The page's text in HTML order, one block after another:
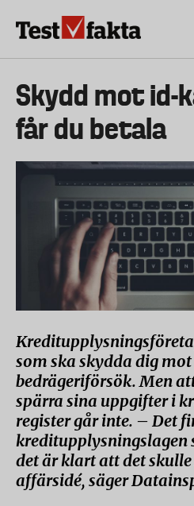
Huvudmeny
ny
Skydd mot id-
får du betala
som ska skydda dig
bedrägeriförsök. Men
spärra sina uppgifter i
register går inte. – Det
kreditupplysningslagen
det är klart att det
affärsidé, säger